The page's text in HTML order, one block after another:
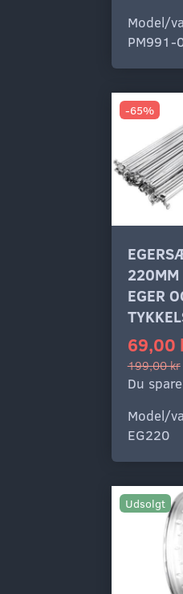
Model/
PM991-
-65%
220MM
EGER
69,00
199,00 kr
Du
Model/
EG220
Udsolgt